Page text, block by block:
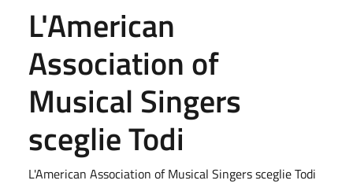
L'American
Association of
Musical Singers
sceglie Todi
L'American Association of Musical Singers sceglie Todi